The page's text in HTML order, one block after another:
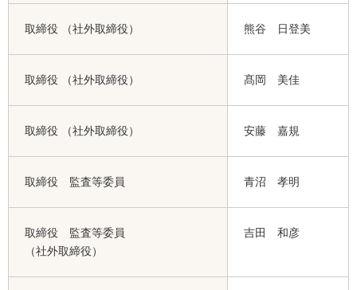
取締役 （社外取締役） 熊谷 日登美
取締役 （社外取締役） 髙岡 美佳
取締役 （社外取締役） 安藤 嘉規
取締役 監査等委員 青沼 孝明
取締役 監査等委員
（社外取締役）
吉田 和彦